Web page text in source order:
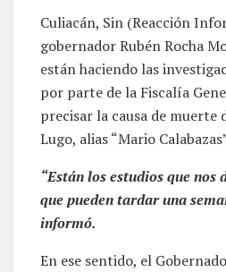
Culiacán, Sin (Reacción
gobernador Rubén Rocha
están haciendo las
por parte de la Fiscalía
precisar la causa de
Lugo, alias “Mario
“Están los estudios que
que pueden tardar una
informó.
En ese sentido, el